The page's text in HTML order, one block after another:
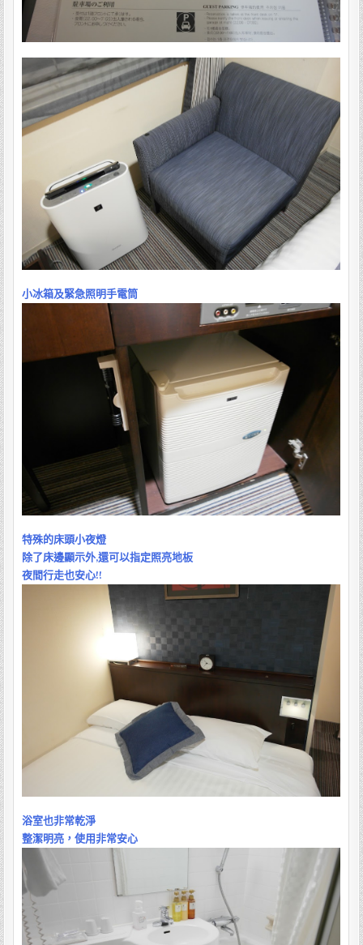
小冰箱及緊急照明手電筒
特殊的床頭小夜燈
除了床邊顯示外,還可以指定照亮地板
夜間行走也安心!!
浴室也非常乾淨
整潔明亮，使用非常安心